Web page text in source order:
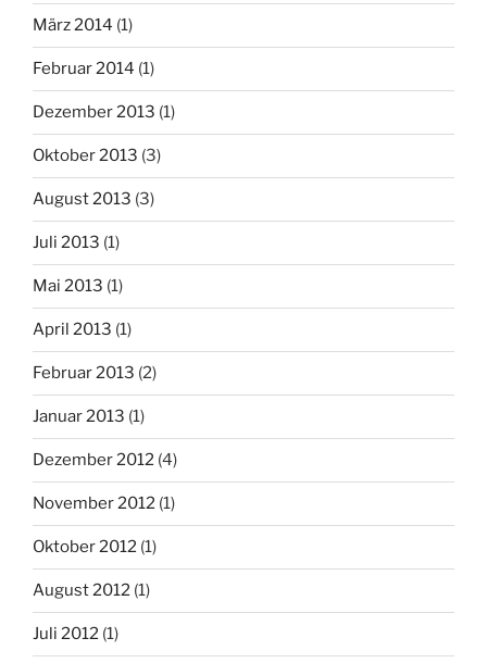
März 2014 (1)
Februar 2014 (1)
Dezember 2013 (1)
Oktober 2013 (3)
August 2013 (3)
Juli 2013 (1)
Mai 2013 (1)
April 2013 (1)
Februar 2013 (2)
Januar 2013 (1)
Dezember 2012 (4)
November 2012 (1)
Oktober 2012 (1)
August 2012 (1)
Juli 2012 (1)